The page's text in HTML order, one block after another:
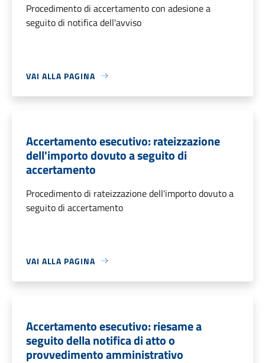
Procedimento di accertamento con adesione a
seguito di notifica dell'avviso
VAI ALLA PAGINA
Accertamento esecutivo: rateizzazione
dell'importo dovuto a seguito di
accertamento
Procedimento di rateizzazione dell'importo dovuto a
seguito di accertamento
VAI ALLA PAGINA
Accertamento esecutivo: riesame a
seguito della notifica di atto o
provvedimento amministrativo